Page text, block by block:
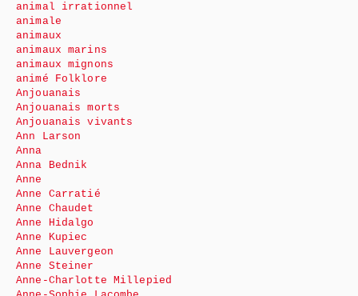
animal irrationnel
animale
animaux
animaux marins
animaux mignons
animé Folklore
Anjouanais
Anjouanais morts
Anjouanais vivants
Ann Larson
Anna
Anna Bednik
Anne
Anne Carratié
Anne Chaudet
Anne Hidalgo
Anne Kupiec
Anne Lauvergeon
Anne Steiner
Anne-Charlotte Millepied